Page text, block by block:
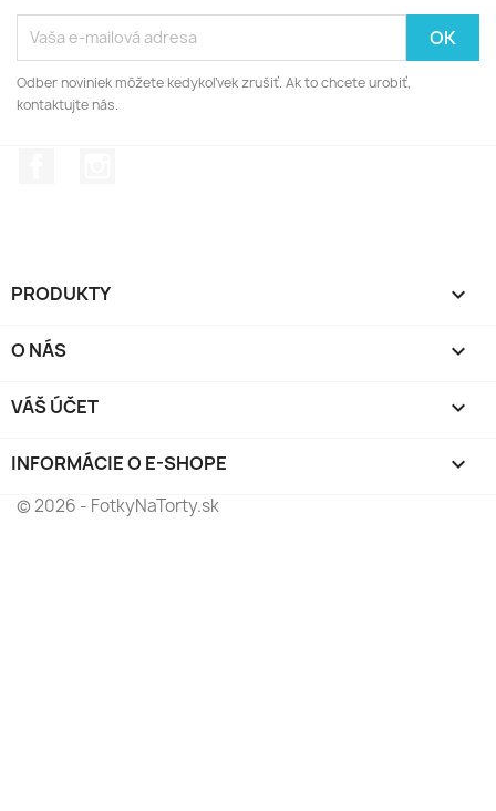
Odber noviniek môžete kedykoľvek zrušiť. Ak to chcete urobiť,
kontaktujte nás.
PRODUKTY 
O NÁS 
VÁŠ ÚČET 
INFORMÁCIE O E-SHOPE keyboard_arrow_down
© 2026 - FotkyNaTorty.sk